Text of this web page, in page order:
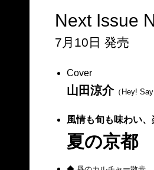
Next Issue
7月10日 発売
Cover
山田涼介（Hey!
風情も旬も味わい、
夏の京都